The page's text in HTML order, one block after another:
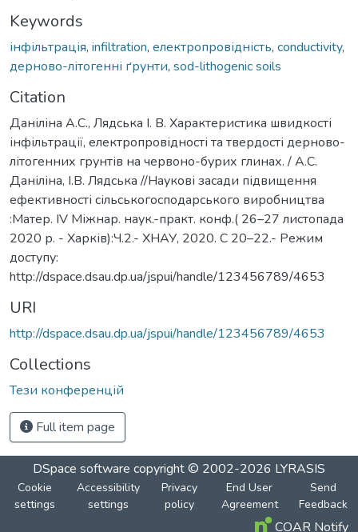
Keywords
інфільтрація, infiltration, електропровідність, conductivity,
дерново-літогенні ґрунти, sod-lithogenic soils
Citation
Даніліна А.С., Лядська І. В. Характеристика швидкості
інфільтрації, електропровідності та твердості дерново-
літогенних грунтів на червоно-бурих глинах. / А.С.
Даніліна, І.В. Лядська //Наукові засади підвищення
ефективності сільськогосподарського виробництва
:Матер. ІV Міжнар. наук.-практ. конф.( 26–27 листопада
2020 р. - Харків):Ч.2.- ХНАУ, 2020. С 20–22.- Режим
доступу:
http://dspace.dsau.dp.ua/jspui/handle/123456789/4653
URI
http://dspace.dsau.dp.ua/jspui/handle/123456789/4653
Collections
Тези конференцій
Full item page
DSpace software copyright © 2002-2026 LYRASIS
Cookie
settings
Accessibility
settings
Privacy
policy
End User
Agreement
Send
Feedback
COAR Notify